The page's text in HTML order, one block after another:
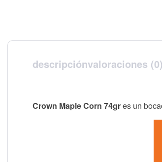
descripciónvaloraciones (0)
Crown Maple Corn 74gres un